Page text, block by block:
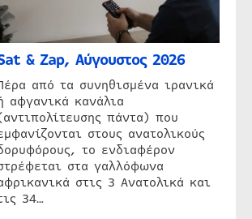
& Zap, Αύγουστος 2026
από τα συνηθισμένα ιρανικά
αφγανικά κανάλια
πάντα) που
στους ανατολικούς
το ενδιαφέρον
στα γαλλόφωνα
στις 3 Ανατολικά και
34…